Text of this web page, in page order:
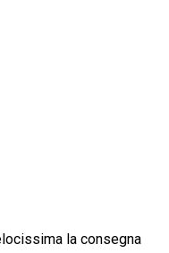
la consegna